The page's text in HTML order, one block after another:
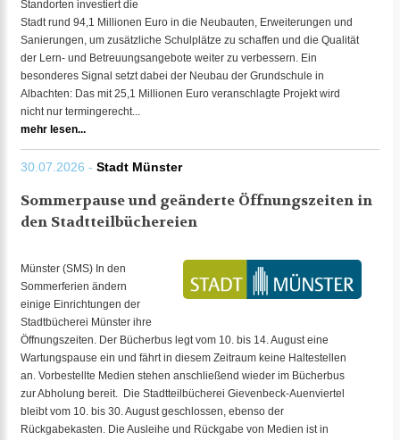
Standorten investiert die
Stadt rund 94,1 Millionen Euro in die Neubauten, Erweiterungen und
Sanierungen, um zusätzliche Schulplätze zu schaffen und die Qualität
der Lern- und Betreuungsangebote weiter zu verbessern. Ein
besonderes Signal setzt dabei der Neubau der Grundschule in
Albachten: Das mit 25,1 Millionen Euro veranschlagte Projekt wird
nicht nur termingerecht...
mehr lesen...
30.07.2026 - Stadt Münster
Sommerpause und geänderte Öffnungszeiten in
den Stadtteilbüchereien
Münster (SMS) In den
Sommerferien ändern
einige Einrichtungen der
Stadtbücherei Münster ihre
Öffnungszeiten. Der Bücherbus legt vom 10. bis 14. August eine
Wartungspause ein und fährt in diesem Zeitraum keine Haltestellen
an. Vorbestellte Medien stehen anschließend wieder im Bücherbus
zur Abholung bereit. Die Stadtteilbücherei Gievenbeck-Auenviertel
bleibt vom 10. bis 30. August geschlossen, ebenso der
Rückgabekasten. Die Ausleihe und Rückgabe von Medien ist in